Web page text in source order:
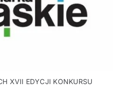
XVII EDYCJI KONKURSU